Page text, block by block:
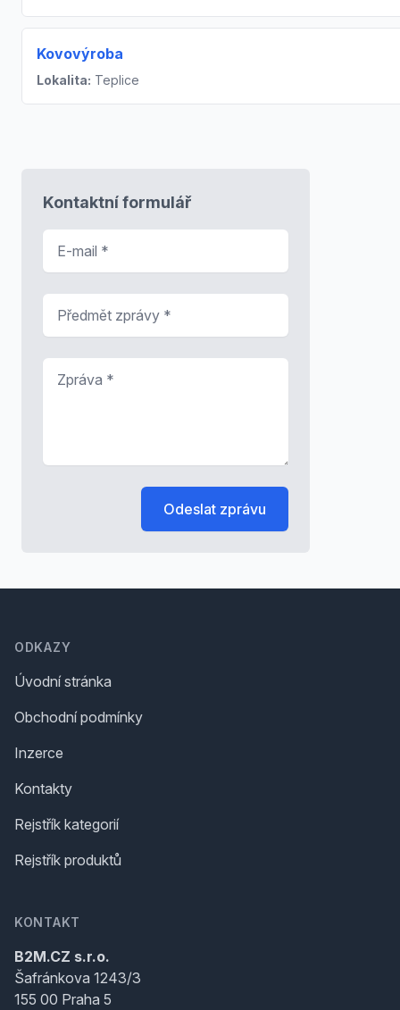
Kovovýroba
Lokalita: Teplice
Kontaktní formulář
Odeslat zprávu
ODKAZY
Úvodní stránka
Obchodní podmínky
Inzerce
Kontakty
Rejstřík kategorií
Rejstřík produktů
KONTAKT
B2M.CZ s.r.o.
Šafránkova 1243/3
155 00 Praha 5